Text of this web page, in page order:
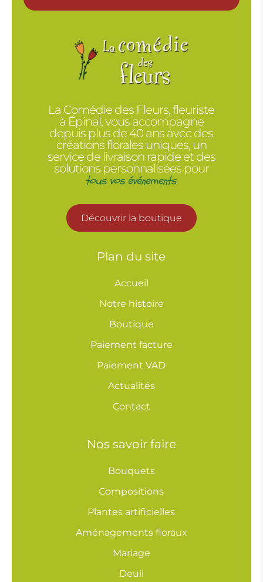
La Comédie des Fleurs, fleuriste
à Épinal, vous accompagne
depuis plus de 40 ans avec des
créations florales uniques, un
service de livraison rapide et des
solutions personnalisées pour
tous vos événements.
Découvrir la boutique
Plan du site
Accueil
Notre histoire
Boutique
Paiement facture
Paiement VAD
Actualités
Contact
Nos savoir faire
Bouquets
Compositions
Plantes artificielles
Aménagements floraux
Mariage
Deuil